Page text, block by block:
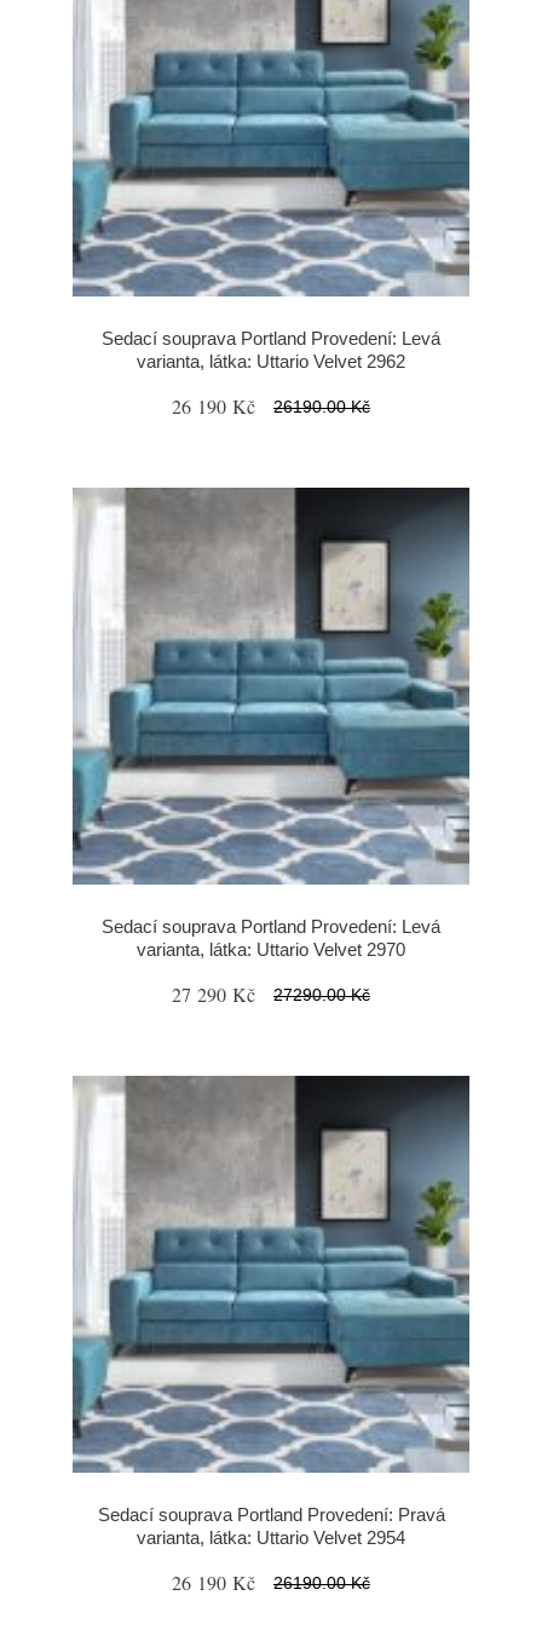
Sedací souprava Portland Provedení: Levá
varianta, látka: Uttario Velvet 2962
26 190 Kč 26190.00 Kč
Sedací souprava Portland Provedení: Levá
varianta, látka: Uttario Velvet 2970
27 290 Kč 27290.00 Kč
Sedací souprava Portland Provedení: Pravá
varianta, látka: Uttario Velvet 2954
26 190 Kč 26190.00 Kč